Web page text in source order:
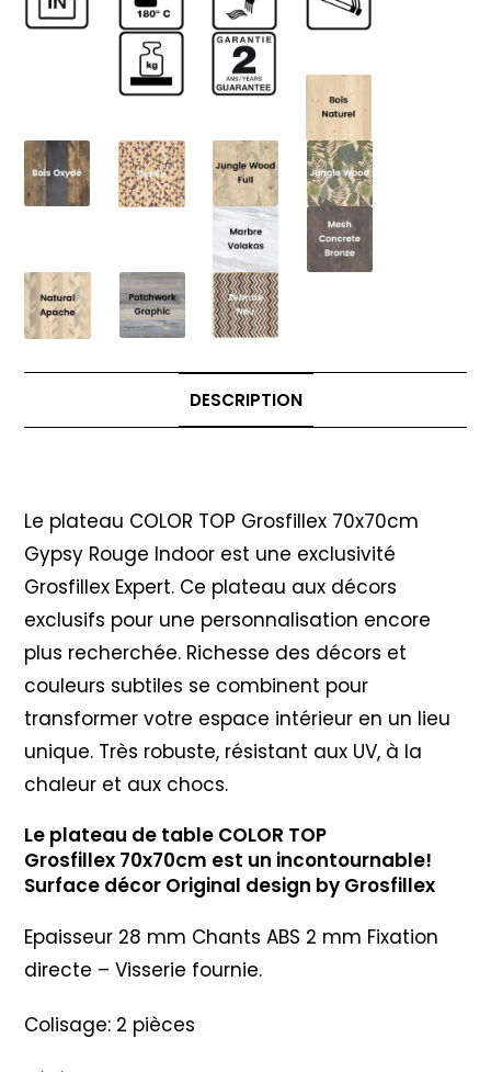
DESCRIPTION
Le plateau COLOR TOP Grosfillex 70x70cm
Gypsy Rouge Indoor est une exclusivité
Grosfillex Expert. Ce plateau aux décors
exclusifs pour une personnalisation encore
plus recherchée. Richesse des décors et
couleurs subtiles se combinent pour
transformer votre espace intérieur en un lieu
unique. Très robuste, résistant aux UV, à la
chaleur et aux chocs.
Le plateau de table COLOR TOP
Grosfillex 70x70cm est un incontournable!
Surface décor Original design by Grosfillex
Epaisseur 28 mm Chants ABS 2 mm Fixation
directe – Visserie fournie.
Colisage: 2 pièces